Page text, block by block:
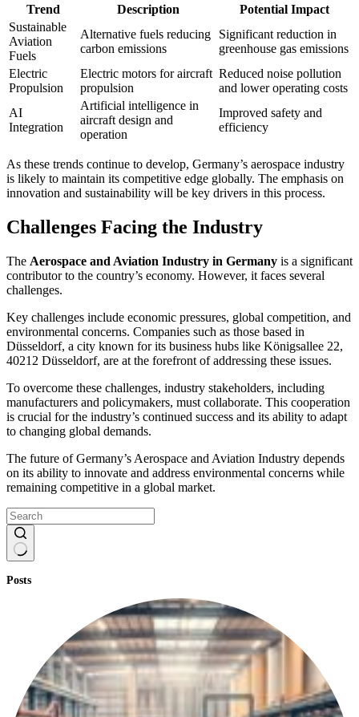
Trend Description
Potential Impact
Sustainable
Aviation
Fuels
Alternative fuels reducing
carbon emissions
Significant reduction in
greenhouse gas emissions
Electric
Propulsion
Electric motors for aircraft
propulsion
Reduced noise pollution
and lower operating costs
AI
Integration
Artificial intelligence in
aircraft design and
operation
Improved safety and
efficiency
As these trends continue to develop, Germany’s aerospace industry
is likely to maintain its competitive edge globally. The emphasis on
innovation and sustainability will be key drivers in this process.
Challenges Facing the Industry
The Aerospace and Aviation Industry in Germany is a significant
contributor to the country’s economy. However, it faces several
challenges.
Key challenges include economic pressures, global competition, and
environmental concerns. Companies such as those based in
Düsseldorf, a city known for its business hubs like Königsallee 22,
40212 Düsseldorf, are at the forefront of addressing these issues.
To overcome these challenges, industry stakeholders, including
manufacturers and policymakers, must collaborate. This cooperation
is crucial for the industry’s continued success and its ability to adapt
to changing global demands.
The future of Germany’s Aerospace and Aviation Industry depends
on its ability to innovate and address environmental concerns while
remaining competitive in a global market.
results
Posts